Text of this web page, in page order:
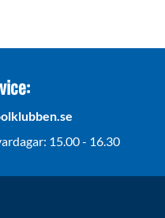
15.00 - 16.30